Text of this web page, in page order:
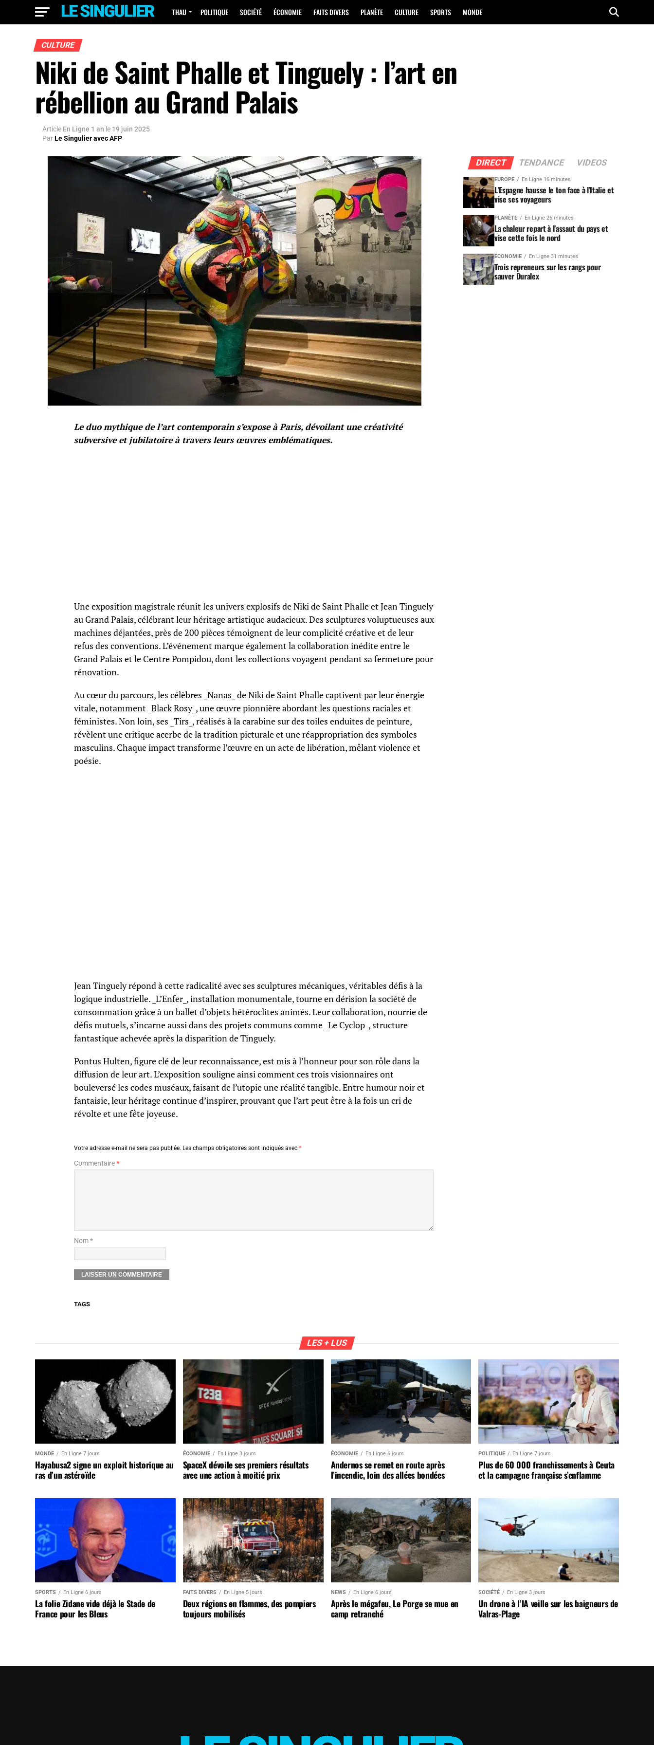
THAU POLITIQUE SOCIÉTÉ ÉCONOMIE FAITS DIVERS PLANÈTE CULTURE SPORTS MONDE
CULTURE
Niki de Saint Phalle et Tinguely : l’art en
rébellion au Grand Palais
Article En Ligne 1 an le 19 juin 2025
ParLe Singulier avec AFP
Le duo mythique de l’art contemporain s’expose à Paris, dévoilant une créativité
subversive et jubilatoire à travers leurs œuvres emblématiques.
Une exposition magistrale réunit les univers explosifs de Niki de Saint Phalle et Jean Tinguely
au Grand Palais, célébrant leur héritage artistique audacieux. Des sculptures voluptueuses aux
machines déjantées, près de 200 pièces témoignent de leur complicité créative et de leur
refus des conventions. L’événement marque également la collaboration inédite entre le
Grand Palais et le Centre Pompidou, dont les collections voyagent pendant sa fermeture pour
rénovation.
Au cœur du parcours, les célèbres _Nanas_ de Niki de Saint Phalle captivent par leur énergie
vitale, notamment _Black Rosy_, une œuvre pionnière abordant les questions raciales et
féministes. Non loin, ses _Tirs_, réalisés à la carabine sur des toiles enduites de peinture,
révèlent une critique acerbe de la tradition picturale et une réappropriation des symboles
masculins. Chaque impact transforme l’œuvre en un acte de libération, mêlant violence et
poésie.
Jean Tinguely répond à cette radicalité avec ses sculptures mécaniques, véritables défis à la
logique industrielle. _L’Enfer_, installation monumentale, tourne en dérision la société de
consommation grâce à un ballet d’objets hétéroclites animés. Leur collaboration, nourrie de
défis mutuels, s’incarne aussi dans des projets communs comme _Le Cyclop_, structure
fantastique achevée après la disparition de Tinguely.
Pontus Hulten, figure clé de leur reconnaissance, est mis à l’honneur pour son rôle dans la
diffusion de leur art. L’exposition souligne ainsi comment ces trois visionnaires ont
bouleversé les codes muséaux, faisant de l’utopie une réalité tangible. Entre humour noir et
fantaisie, leur héritage continue d’inspirer, prouvant que l’art peut être à la fois un cri de
révolte et une fête joyeuse.
Votre adresse e-mail ne sera pas publiée. Les champs obligatoires sont indiqués avec *
Commentaire*
Nom *
TAGS
DIRECT TENDANCE VIDEOS
EUROPE En Ligne 16 minutes
L’Espagne hausse le ton face à l’Italie et
vise ses voyageurs
PLANÈTE En Ligne 26 minutes
La chaleur repart à l’assaut du pays et
vise cette fois le nord
ÉCONOMIE En Ligne 31 minutes
Trois repreneurs sur les rangs pour
sauver Duralex
LES + LUS
MONDE En Ligne 7 jours
Hayabusa2 signe un exploit historique au
ras d’un astéroïde
ÉCONOMIE En Ligne 3 jours
SpaceX dévoile ses premiers résultats
avec une action à moitié prix
ÉCONOMIE En Ligne 6 jours
Andernos se remet en route après
l’incendie, loin des allées bondées
POLITIQUE En Ligne 7 jours
Plus de 60 000 franchissements à Ceuta
et la campagne française s’enflamme
SPORTS En Ligne 6 jours
La folie Zidane vide déjà le Stade de
France pour les Bleus
FAITS DIVERS En Ligne 5 jours
Deux régions en flammes, des pompiers
toujours mobilisés
NEWS En Ligne 6 jours
Après le mégafeu, Le Porge se mue en
camp retranché
SOCIÉTÉ En Ligne 3 jours
Un drone à l’IA veille sur les baigneurs de
Valras-Plage